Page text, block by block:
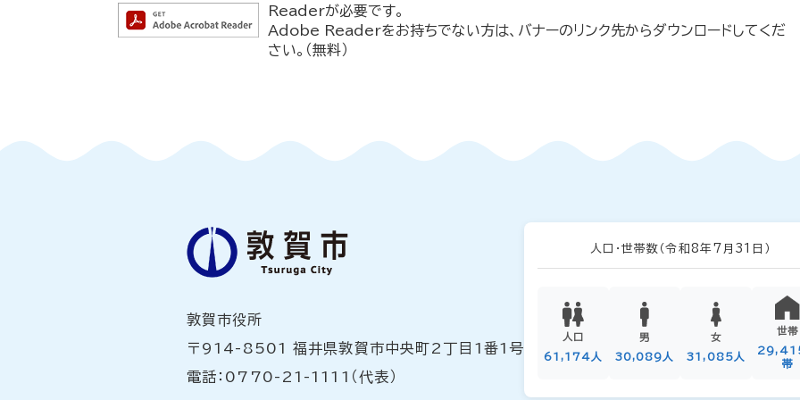
Readerが必要です。
Adobe Readerをお持ちでない方は、バナーのリンク先からダウンロードしてくだ
さい。（無料）
敦賀市役所
〒914-8501 福井県敦賀市中央町2丁目1番1号
電話：0770-21-1111（代表）
人口・世帯数 （令和8年7月31日）
人口
61,174人
男
30,089人
女
31,085人
世帯
帯